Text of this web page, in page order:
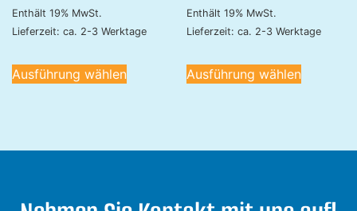
Enthält 19% MwSt.
Lieferzeit: ca. 2-3 Werktage
Ausführung wählen
Enthält 19% MwSt.
Lieferzeit: ca. 2-3 Werktage
Ausführung wählen